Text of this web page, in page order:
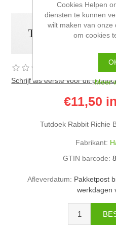
Tut Happy Horse
Schrijf als eerste voor dit
€11,50
Tutdoek Rabbit Richie
Fabrikant:
GTIN barcode:
Afleverdatum: Pakketpost
werkdagen
Cookies Helpen
diensten te kunnen
wilt maken van onze
om cookies
Meer